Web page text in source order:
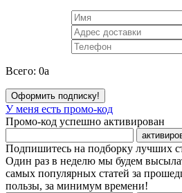
Всего: 0a
Оформить подписку!
У меня есть промо-код
Промо-код успешно активирован
Подпишитесь на подборку лучших
Один раз в неделю мы будем
самых популярных статей за
пользы, за минимум времени!